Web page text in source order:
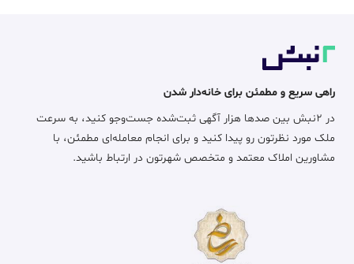
راهی سریع و مطمئن برای خانه‌دار شدن
در ۲نبش بین صدها هزار آگهی ثبت‌شده جست‌وجو کنید، به سرعت
ملک مورد نظرتون رو پیدا کنید و برای انجام معامله‌ای مطمئن، با
مشاورین املاک معتمد و متخصص شهرتون در ارتباط باشید.